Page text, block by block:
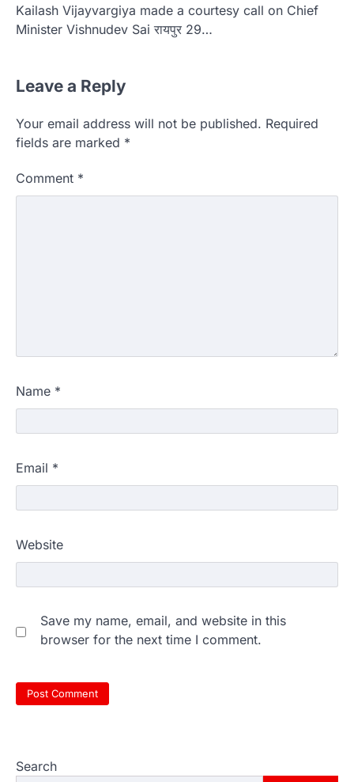
Kailash Vijayvargiya made a courtesy call on Chief
Minister Vishnudev Sai रायपुर 29…
Leave a Reply
Your email address will not be published. Required
fields are marked *
Comment *
Name *
Email *
Website
Save my name, email, and website in this
browser for the next time I comment.
Search